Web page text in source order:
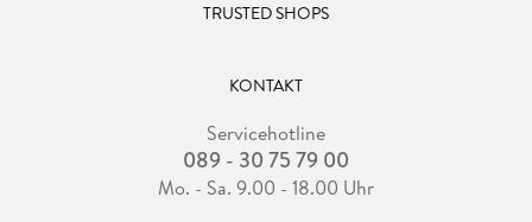
TRUSTED SHOPS
KONTAKT
Servicehotline
089 - 30 75 79 00
Mo. - Sa. 9.00 - 18.00 Uhr